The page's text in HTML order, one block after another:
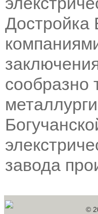
Достройка
сообразно
завода
©